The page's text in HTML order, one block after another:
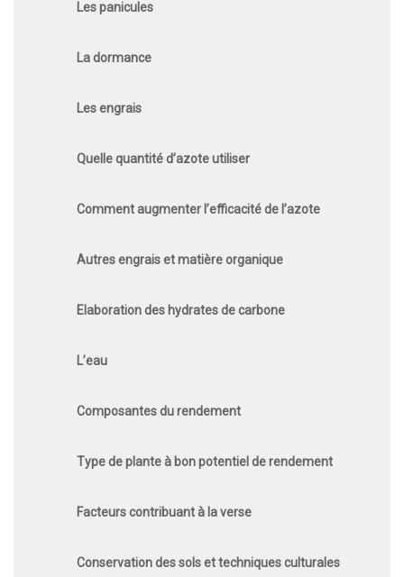
Les panicules
La dormance
Les engrais
Quelle quantité d’azote utiliser
Comment augmenter l’efficacité de l’azote
Autres engrais et matière organique
Elaboration des hydrates de carbone
L’eau
Composantes du rendement
Type de plante à bon potentiel de rendement
Facteurs contribuant à la verse
Conservation des sols et techniques culturales